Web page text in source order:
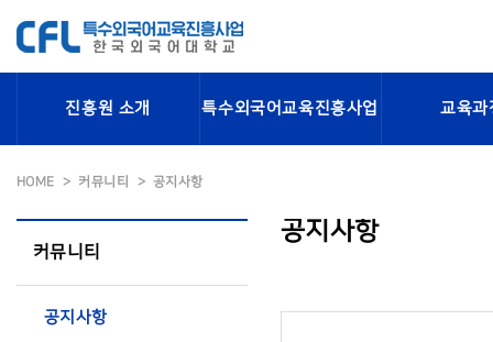
진흥원 소개 특수외국어교육진흥사업 교육과
HOME 커뮤니티 공지사항
커뮤니티
공지사항
공지사항